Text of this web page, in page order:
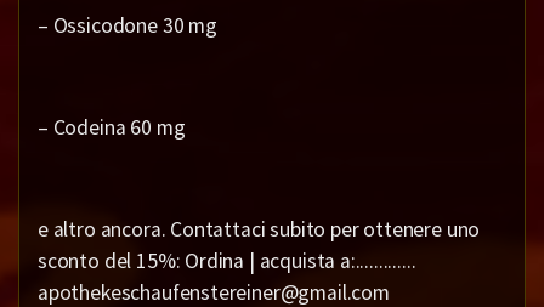
– Ossicodone 30 mg
– Codeina 60 mg
e altro ancora. Contattaci subito per ottenere uno
sconto del 15%: Ordina | acquista a:.............
apothekeschaufenstereiner@gmail.com